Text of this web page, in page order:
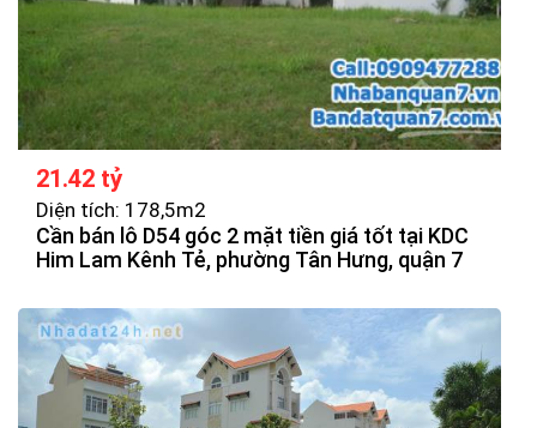
21.42 tỷ
Diện tích: 178,5m2
Cần bán lô D54 góc 2 mặt tiền giá tốt tại KDC
Him Lam Kênh Tẻ, phường Tân Hưng, quận 7